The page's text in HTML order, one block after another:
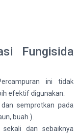
Fungisida
ini tidak
efektif digunakan.
semprotkan pada
buah ).
dan sebaiknya